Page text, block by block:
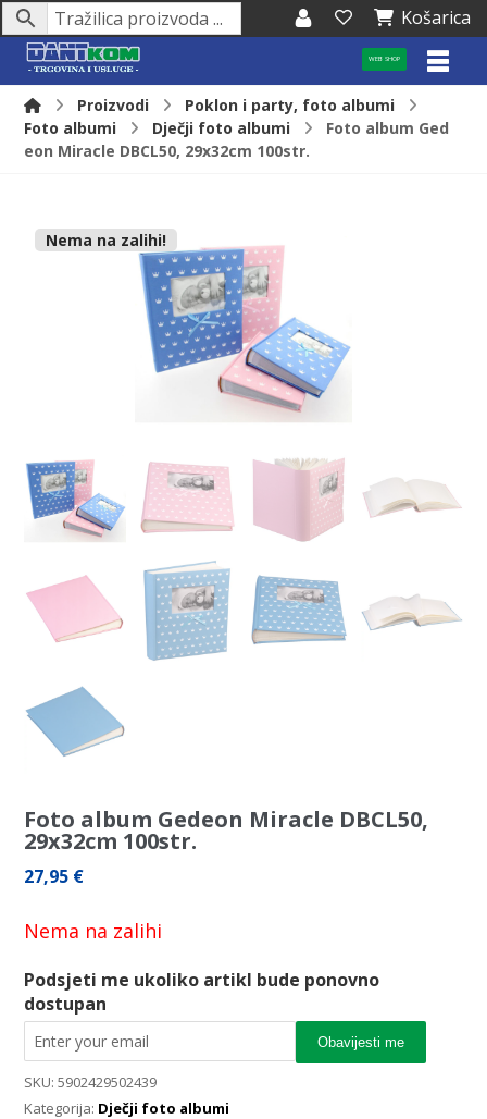
Košarica
WEB SHOP
Proizvodi
Poklon i party, foto albumi
Foto albumi
Dječji foto albumi
Foto album Ged
eon Miracle DBCL50, 29x32cm 100str.
Nema na zalihi!
Foto album Gedeon Miracle DBCL50,
29x32cm 100str.
27,95 €
Nema na zalihi
Podsjeti me ukoliko artikl bude ponovno
dostupan
Obavijesti me
SKU:5902429502439
Kategorija: Dječji foto albumi